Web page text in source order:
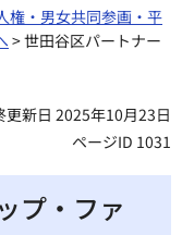
権・男女共同参画・平
> 世田谷区パートナー
更新日 2025年10月23日
ページID 1031
プ・ファ